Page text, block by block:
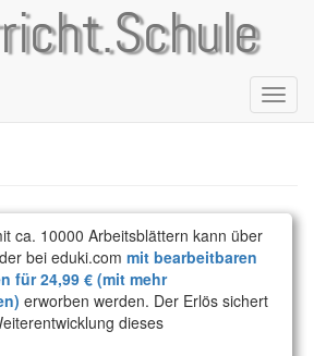
ca. 10000 Arbeitsblättern kann über
bei eduki.com mit bearbeitbaren
für 24,99 € (mit mehr
erworben werden. Der Erlös sichert
dieses